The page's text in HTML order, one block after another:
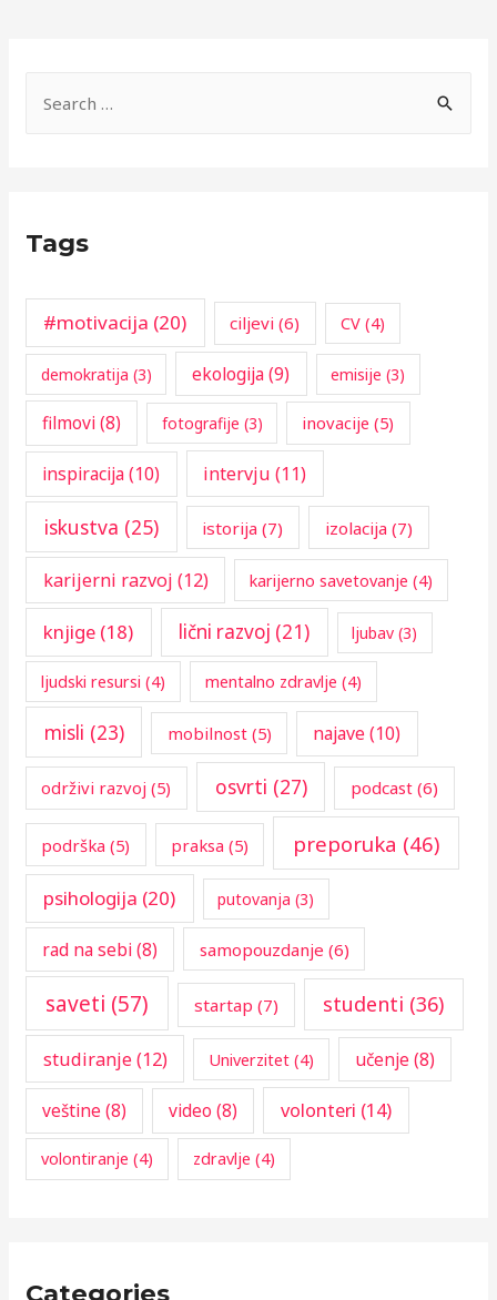
h
r
Tags
#motivacija (20) ciljevi (6) CV(4)
demokratija (3) ekologija(9) emisije (3)
filmovi(8) fotografije (3) inovacije (5)
inspiracija(10) intervju (11)
iskustva (25) istorija (7) izolacija (7)
karijerni razvoj (12) karijerno savetovanje (4)
knjige (18) lični razvoj (21) ljubav (3)
ljudski resursi (4) mentalno zdravlje (4)
misli (23) mobilnost(5) najave(10)
održivi razvoj (5) osvrti (27) podcast (6)
podrška (5) praksa (5) preporuka (46)
psihologija (20) putovanja (3)
rad na sebi(8) samopouzdanje (6)
saveti (57) startap (7) studenti (36)
studiranje(12) Univerzitet (4) učenje(8)
veštine(8) video (8) volonteri (14)
volontiranje (4) zdravlje (4)
Categories